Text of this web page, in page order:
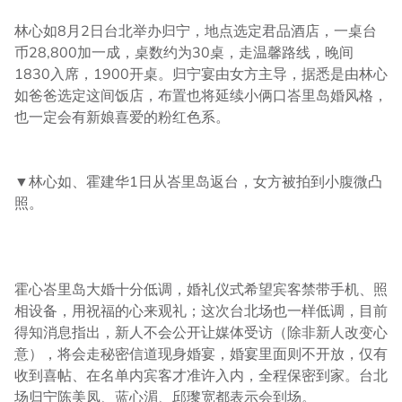
林心如8月2日台北举办归宁，地点选定君品酒店，一桌台
币28,800加一成，桌数约为30桌，走温馨路线，晚间
1830入席，1900开桌。归宁宴由女方主导，据悉是由林心
如爸爸选定这间饭店，布置也将延续小俩口峇里岛婚风格，
也一定会有新娘喜爱的粉红色系。
▼林心如、霍建华1日从峇里岛返台，女方被拍到小腹微凸
照。
霍心峇里岛大婚十分低调，婚礼仪式希望宾客禁带手机、照
相设备，用祝福的心来观礼；这次台北场也一样低调，目前
得知消息指出，新人不会公开让媒体受访（除非新人改变心
意），将会走秘密信道现身婚宴，婚宴里面则不开放，仅有
收到喜帖、在名单内宾客才准许入内，全程保密到家。台北
场归宁陈美凤、蓝心湄、邱瓈宽都表示会到场。